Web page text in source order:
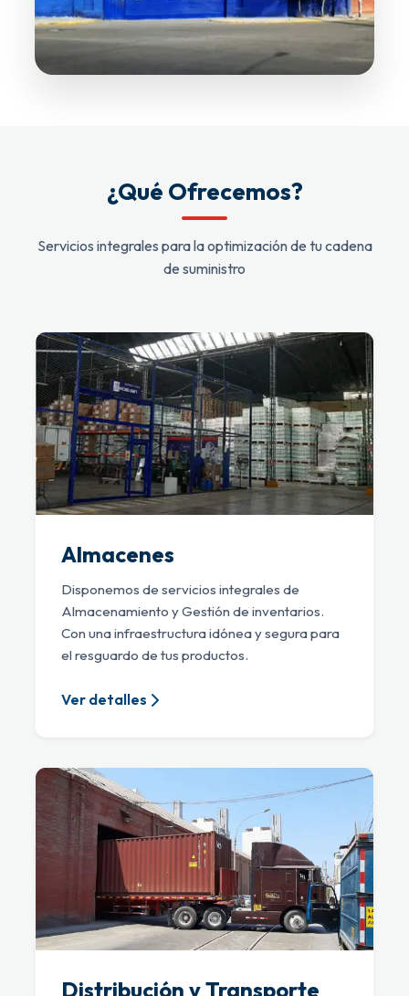
¿Qué Ofrecemos?
Servicios integrales para la optimización de tu cadena
de suministro
Almacenes
Disponemos de servicios integrales de
Almacenamiento y Gestión de inventarios.
Con una infraestructura idónea y segura para
el resguardo de tus productos.
Ver detalles
Distribución y Transporte